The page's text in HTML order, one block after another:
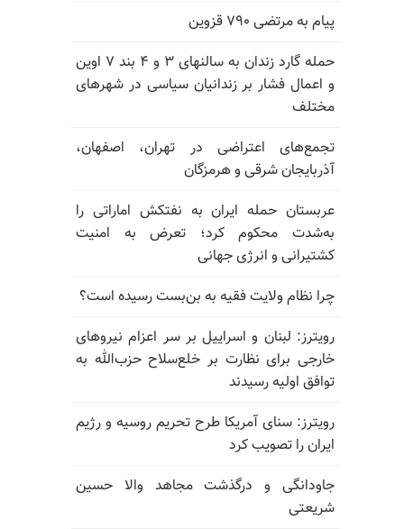
پیام به مرتضی ۷۹۰ قزوین
حمله گارد زندان به سالنهای ۳ و ۴ بند ۷ اوین
و اعمال فشار بر زندانیان سیاسی در شهرهای
مختلف
تجمع‌های اعتراضی در تهران، اصفهان،
آذربایجان شرقی و هرمزگان
عربستان حمله ایران به نفتکش اماراتی را
به‌شدت محکوم کرد؛ تعرض به امنیت
کشتیرانی و انرژی جهانی
چرا نظام ولایت فقیه به بن‌بست رسیده است؟
رویترز: لبنان و اسراییل بر سر اعزام نیروهای
خارجی برای نظارت بر خلع‌سلاح حزب‌الله به
توافق اولیه رسیدند
رویترز: سنای آمریکا طرح تحریم روسیه و رژیم
ایران را تصویب کرد
جاودانگی و درگذشت مجاهد والا حسین
شریعتی